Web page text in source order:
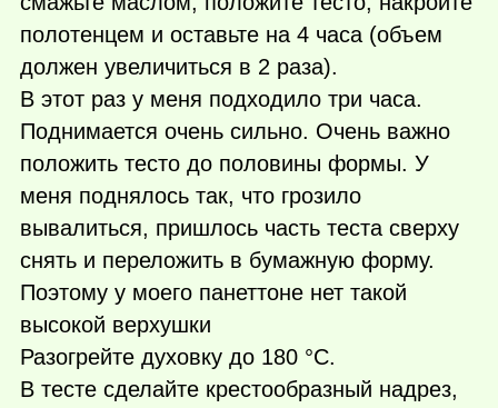
полотенцем и оставьте на 4 часа (объем
должен увеличиться в 2 раза).
В этот раз у меня подходило три часа.
Поднимается очень сильно. Очень важно
положить тесто до половины формы. У
меня поднялось так, что грозило
вывалиться, пришлось часть теста сверху
снять и переложить в бумажную форму.
Поэтому у моего панеттоне нет такой
высокой верхушки
Разогрейте духовку до 180 °С.
В тесте сделайте крестообразный надрез,